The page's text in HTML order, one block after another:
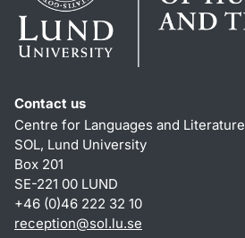
Contact us
Centre for Languages and Literature
SOL, Lund University
Box 201
SE-221 00 LUND
+46 (0)46 222 32 10
reception@sol.lu.se